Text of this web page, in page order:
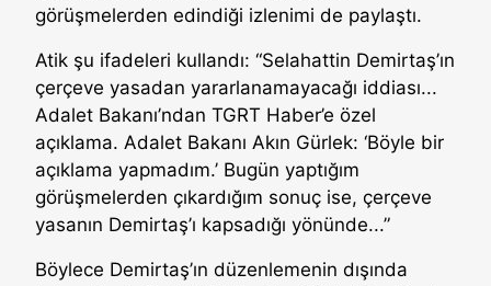
görüşmelerden edindiği izlenimi de paylaştı.
Atik şu ifadeleri kullandı: “Selahattin Demirtaş’ın
çerçeve yasadan yararlanamayacağı iddiası...
Adalet Bakanı’ndan TGRT Haber’e özel
açıklama. Adalet Bakanı Akın Gürlek: ‘Böyle bir
açıklama yapmadım.’ Bugün yaptığım
görüşmelerden çıkardığım sonuç ise, çerçeve
yasanın Demirtaş’ı kapsadığı yönünde...”
Böylece Demirtaş’ın düzenlemenin dışında